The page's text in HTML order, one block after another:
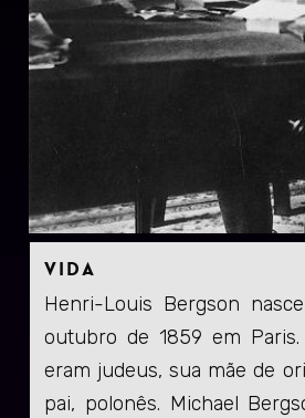
Vida
Henri-Louis Bergson
outubro de 1859 em
eram judeus, sua mãe de
pai, polonês. Michael